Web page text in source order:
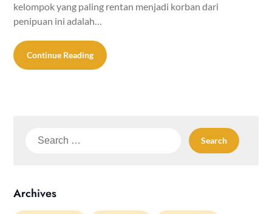
kelompok yang paling rentan menjadi korban dari
penipuan ini adalah…
Continue Reading
Search
Archives